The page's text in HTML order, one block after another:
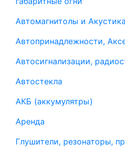
Автомагнитолы и Акустика
Автопринадлежности,
Автосигнализации,
Автостекла
АКБ (аккумулятры)
Аренда
Глушители, резонаторы,